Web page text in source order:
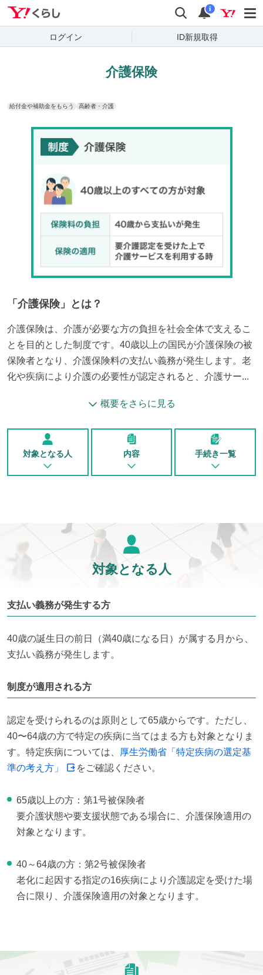
検索 通知
i
ログイン ID新規取得
介護保険
給付金や補助金をもらう 高齢者・介護
「 介護保険」とは？
介護保険は、介護が必要な方の負担を社会全体で支えるこ
とを目的とした制度です。40歳以上の国民が介護保険の被
保険者となり、介護保険料の支払い義務が発生します。老
化や疾病により介護の必要性が認定されると、介護サー...
概要をさらに見る
対象となる人 内容 手続き一覧
対象となる人
支払い義務が発生する方
40歳の誕生日の前日（満40歳になる日）が属する月から、
支払い義務が発生します。
制度が適用される方
認定を受けられるのは原則として65歳からです。ただし、
40〜64歳の方で特定の疾病に当てはまる方も対象となりま
す。特定疾病については、
厚生労働省「特定疾病の選定基
準の考え方」
をご確認ください。
65歳以上の方：第1号被保険者
要介護状態や要支援状態である場合に、介護保険適用の
対象となります。
40～64歳の方：第2号被保険者
老化に起因する指定の16疾病により介護認定を受けた場
合に限り、介護保険適用の対象となります。